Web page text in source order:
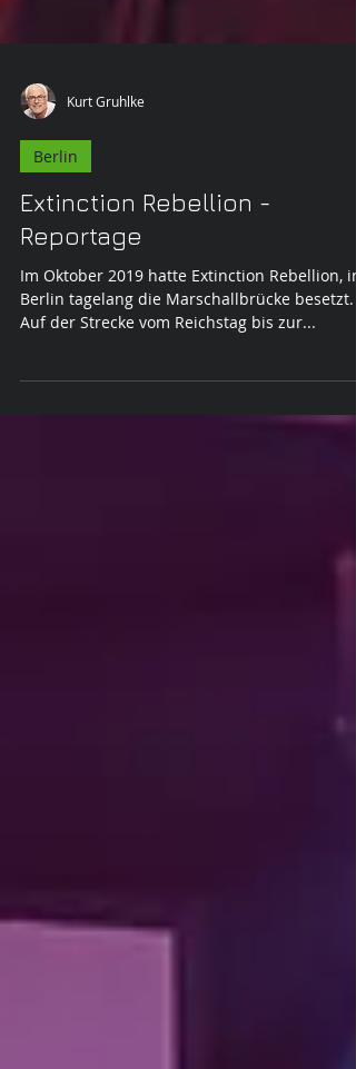
Kurt Gruhlke
Berlin
Extinction Rebellion -
Reportage
Im Oktober 2019 hatte Extinction Rebellion, in